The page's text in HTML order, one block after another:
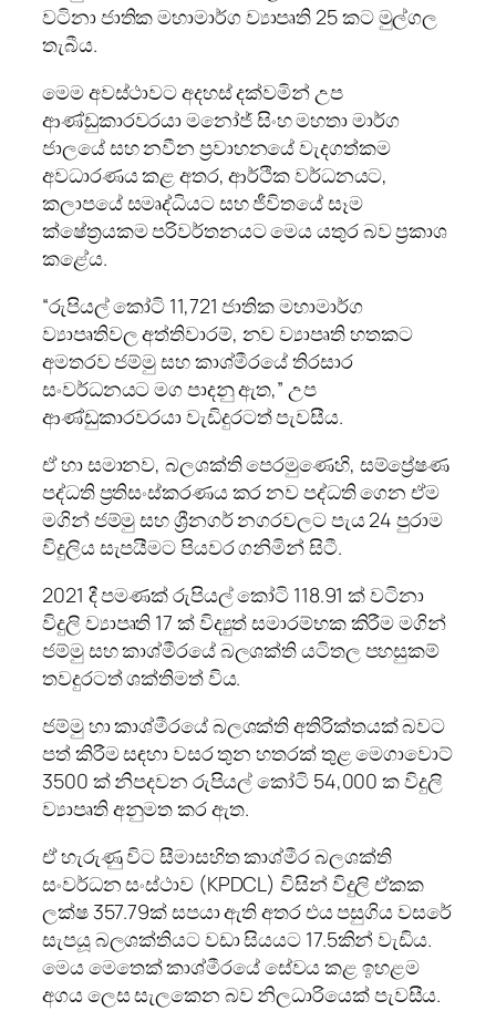
වටිනා ජාතික මහාමාර්ග ව්‍යාපෘති 25 කට මුල්ගල
තැබීය.
මෙම අවස්ථාවට අදහස් දක්වමින් උප
ආණ්ඩුකාරවරයා මනෝජ් සිංහ මහතා මාර්ග
ජාලයේ සහ නවීන ප්‍රවාහනයේ වැදගත්කම
අවධාරණය කළ අතර, ආර්ථික වර්ධනයට,
කලාපයේ සමෘද්ධියට සහ ජීවිතයේ සෑම
ක්ෂේත්‍රයකම පරිවර්තනයට මෙය යතුර බව ප්‍රකාශ
කළේය.
“රුපියල් කෝටි 11,721 ජාතික මහාමාර්ග
ව්‍යාපෘතිවල අත්තිවාරම්, නව ව්‍යාපෘති හතකට
අමතරව ජම්මු සහ කාශ්මීරයේ තිරසාර
සංවර්ධනයට මග පාදනු ඇත,” උප
ආණ්ඩුකාරවරයා වැඩිදුරටත් පැවසීය.
ඒ හා සමානව, බලශක්ති පෙරමුණෙහි, සම්ප්‍රේෂණ
පද්ධති ප්‍රතිසංස්කරණය කර නව පද්ධති ගෙන ඒම
මගින් ජම්මු සහ ශ්‍රීනගර් නගරවලට පැය 24 පුරාම
විදුලිය සැපයීමට පියවර ගනිමින් සිටී.
2021 දී පමණක් රුපියල් කෝටි 118.91 ක් වටිනා
විදුලි ව්‍යාපෘති 17 ක් විද්‍යුත් සමාරම්භක කිරීම මගින්
ජම්මු සහ කාශ්මීරයේ බලශක්ති යටිතල පහසුකම්
තවදුරටත් ශක්තිමත් විය.
ජම්මු හා කාශ්මීරයේ බලශක්ති අතිරික්තයක් බවට
පත් කිරීම සඳහා වසර තුන හතරක් තුළ මෙගාවොට්
3500 ක් නිපදවන රුපියල් කෝටි 54,000 ක විදුලි
ව්‍යාපෘති අනුමත කර ඇත.
ඒ හැරුණු විට සීමාසහිත කාශ්මීර බලශක්ති
සංවර්ධන සංස්ථාව (KPDCL) විසින් විදුලි ඒකක
ලක්ෂ 357.79ක් සපයා ඇති අතර එය පසුගිය වසරේ
සැපයූ බලශක්තියට වඩා සියයට 17.5කින් වැඩිය.
මෙය මෙතෙක් කාශ්මීරයේ සේවය කළ ඉහළම
අගය ලෙස සැලකෙන බව නිලධාරියෙක් පැවසීය.